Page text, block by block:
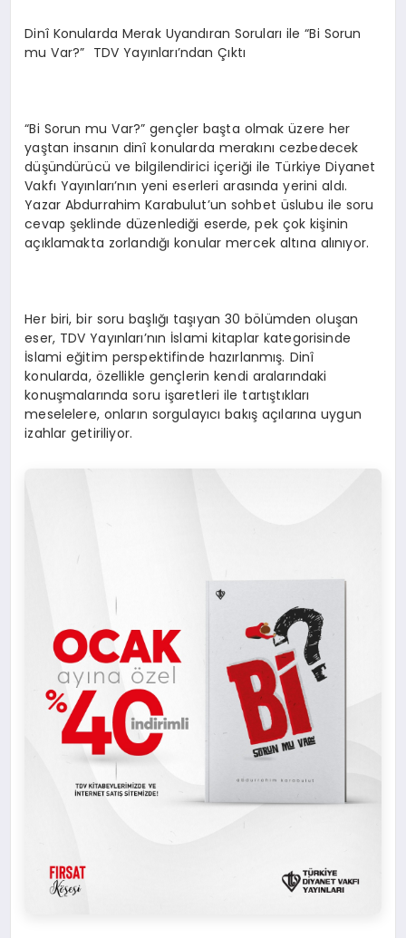
Dinî Konularda Merak Uyandıran Soruları ile “Bi Sorun
mu Var?” TDV Yayınları’ndan Çıktı
“Bi Sorun mu Var?” gençler başta olmak üzere her
yaştan insanın dinî konularda merakını cezbedecek
düşündürücü ve bilgilendirici içeriği ile Türkiye Diyanet
Vakfı Yayınları’nın yeni eserleri arasında yerini aldı.
Yazar Abdurrahim Karabulut’un sohbet üslubu ile soru
cevap şeklinde düzenlediği eserde, pek çok kişinin
açıklamakta zorlandığı konular mercek altına alınıyor.
Her biri, bir soru başlığı taşıyan 30 bölümden oluşan
eser, TDV Yayınları’nın İslami kitaplar kategorisinde
İslami eğitim perspektifinde hazırlanmış. Dinî
konularda, özellikle gençlerin kendi aralarındaki
konuşmalarında soru işaretleri ile tartıştıkları
meselelere, onların sorgulayıcı bakış açılarına uygun
izahlar getiriliyor.